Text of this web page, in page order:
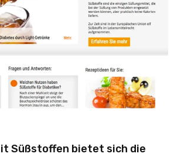
Süßstoffen bietet sich die